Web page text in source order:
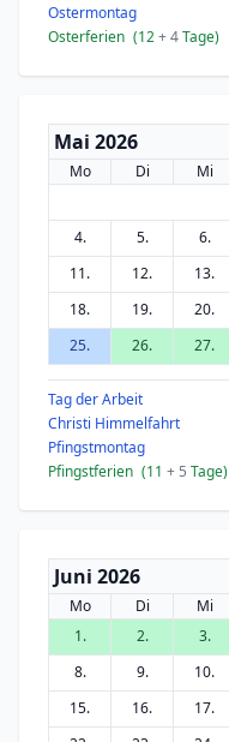
Ostermontag
Osterferien (12+ 4Tage)
Mai 2026
Mo Di Mi
4.
5. 6.
11.
12. 13.
18.
19. 20.
25.
26. 27.
Tag der Arbeit
Christi Himmelfahrt
Pfingstmontag
Pfingstferien (11 + 5 Tage)
Juni 2026
Mo Di Mi
1.
2. 3.
8.
9. 10.
15.
16. 17.